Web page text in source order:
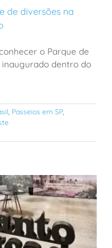
diversões na zona norte
de diversões na
o Parque de
inaugurado dentro do
Passeios em SP,